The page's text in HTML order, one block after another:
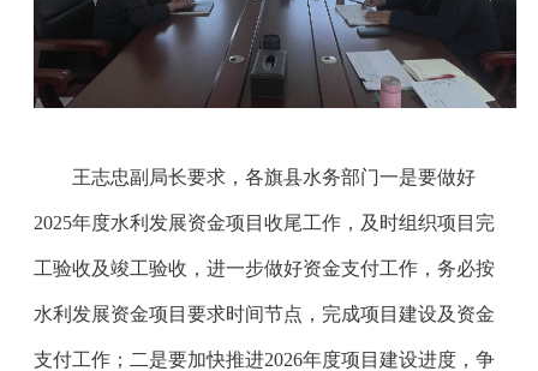
王志忠副局长要求，各旗县水务部门一是要做好
2025年度水利发展资金项目收尾工作，及时组织项目完
工验收及竣工验收，进一步做好资金支付工作，务必按
水利发展资金项目要求时间节点，完成项目建设及资金
支付工作；二是要加快推进2026年度项目建设进度，争